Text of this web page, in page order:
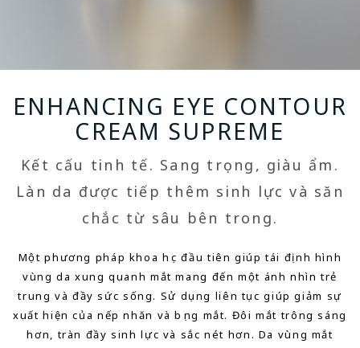
ENHANCING EYE CONTOUR
CREAM SUPREME
Kết cấu tinh tế. Sang trọng, giàu ẩm.
Làn da được tiếp thêm sinh lực và săn
chắc từ sâu bên trong.
Một phương pháp khoa học đầu tiên giúp tái định hình
vùng da xung quanh mắt mang đến một ánh nhìn trẻ
trung và đầy sức sống. Sử dụng liên tục giúp giảm sự
xuất hiện của nếp nhăn và bọng mắt. Đôi mắt trông sáng
hơn, tràn đầy sinh lực và sắc nét hơn. Da vùng mắt